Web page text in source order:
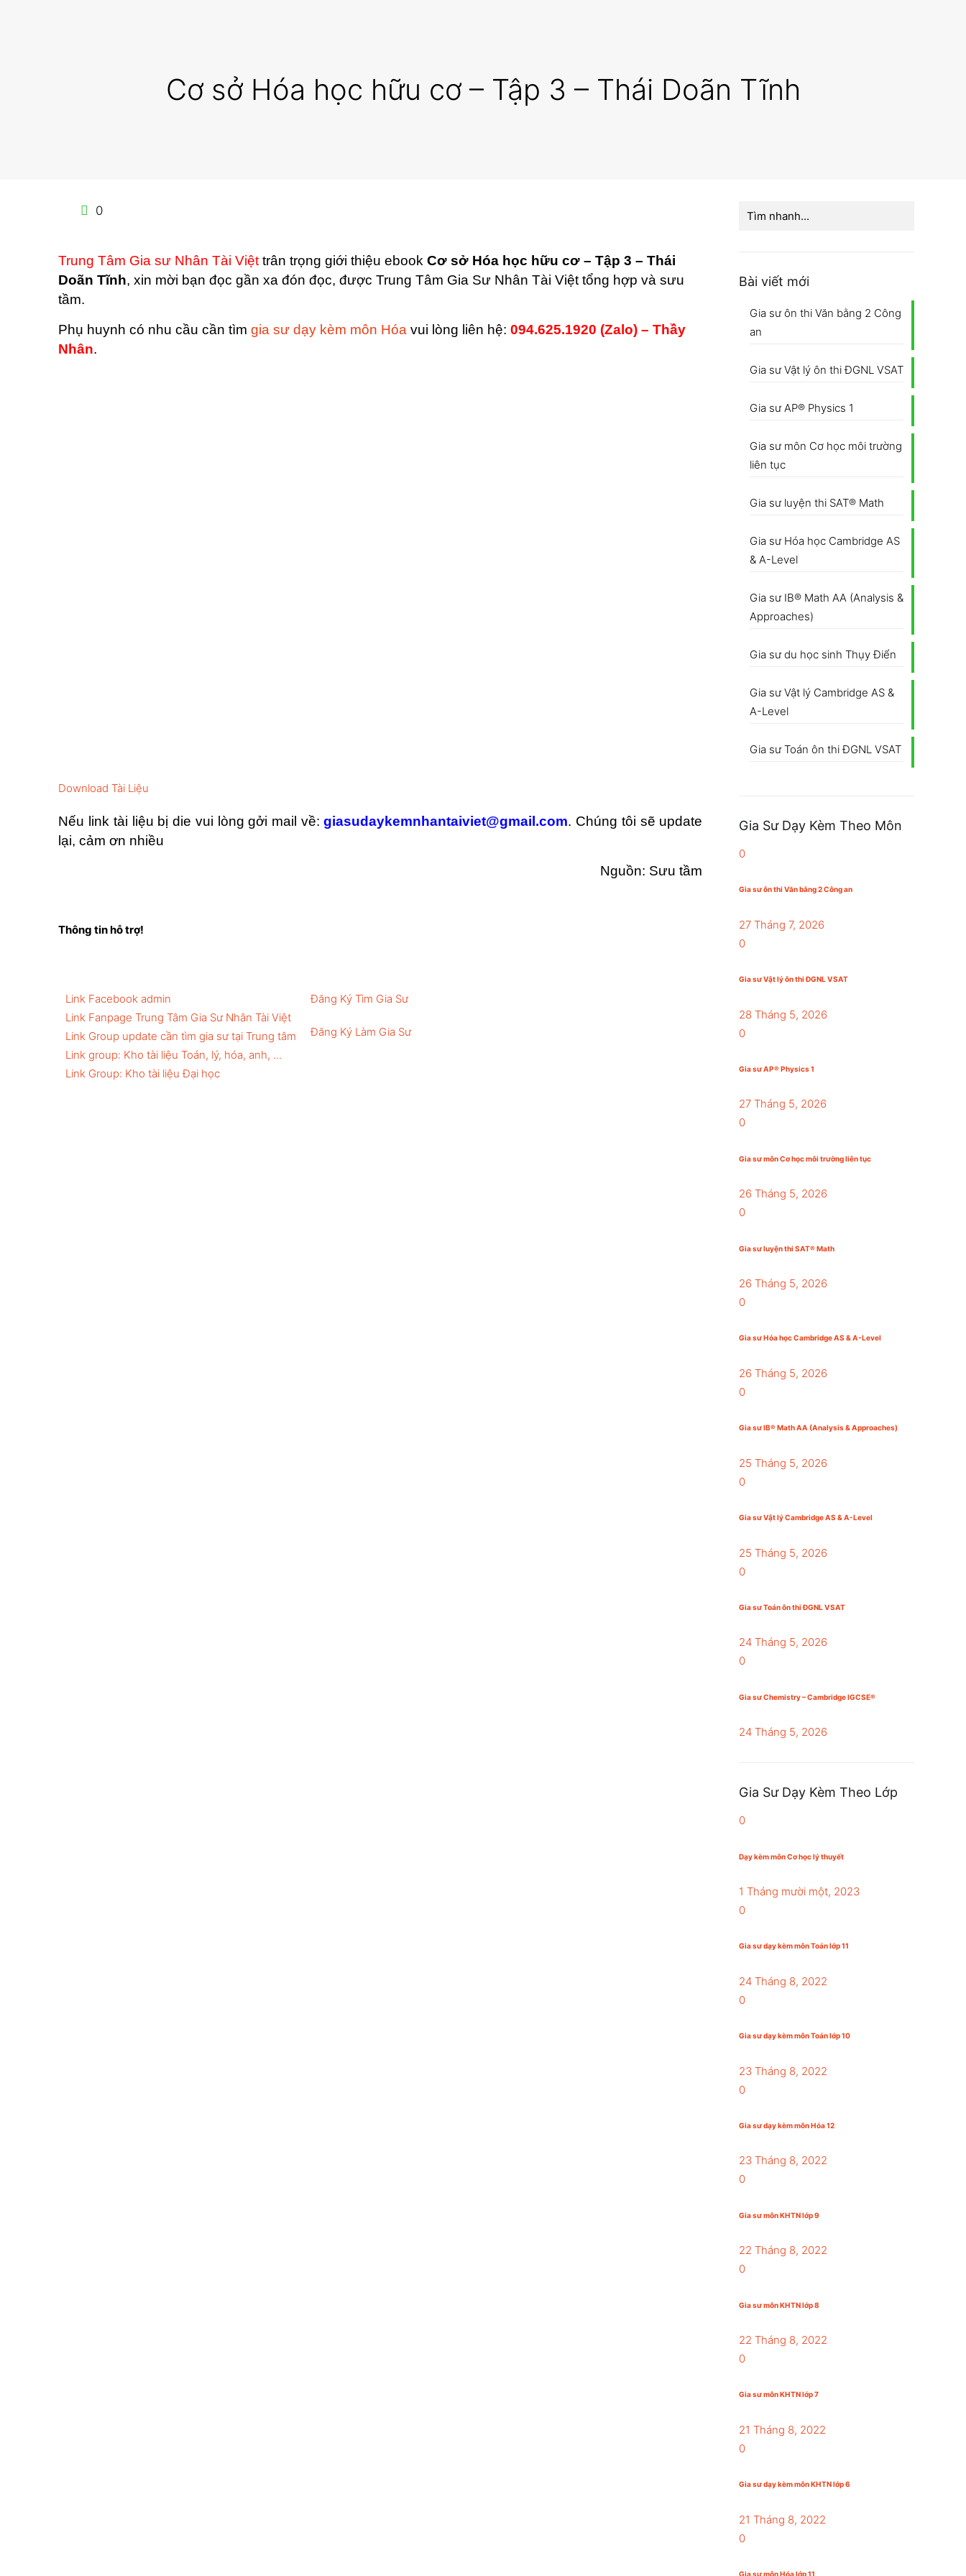
Cơ sở Hóa học hữu cơ – Tập 3 – Thái Doãn Tĩnh
0
Trung Tâm Gia sư Nhân Tài Việt trân trọng giới thiệu ebookCơ sở Hóa học hữu cơ – Tập 3 – Thái
Doãn Tĩnh, xin mời bạn đọc gần xa đón đọc, được Trung Tâm Gia Sư Nhân Tài Việt tổng hợp và sưu
tầm.
Phụ huynh có nhu cầu cần tìmgia sư dạy kèm môn Hóavui lòng liên hệ:094.625.1920 (Zalo) – Thầy
Nhân.
Download Tài Liệu
Nếu link tài liệu bị die vui lòng gởi mail về:giasudaykemnhantaiviet@gmail.com. Chúng tôi sẽ update
lại, cảm ơn nhiều
Nguồn: Sưu tầm
Thông tin hỗ trợ!
Link Facebook admin
Link Fanpage Trung Tâm Gia Sư Nhân Tài Việt
Link Group update cần tìm gia sư tại Trung tâm
Link group: Kho tài liệu Toán, lý, hóa, anh, ...
Link Group: Kho tài liệu Đại học
Đăng Ký Tìm Gia Sư
Đăng Ký Làm Gia Sư
Bài viết mới
Gia sư ôn thi Văn bằng 2 Công
an
Gia sư Vật lý ôn thi ĐGNL VSAT
Gia sư AP® Physics 1
Gia sư môn Cơ học môi trường
liên tục
Gia sư luyện thi SAT® Math
Gia sư Hóa học Cambridge AS
& A-Level
Gia sư IB® Math AA (Analysis &
Approaches)
Gia sư du học sinh Thụy Điển
Gia sư Vật lý Cambridge AS &
A-Level
Gia sư Toán ôn thi ĐGNL VSAT
Gia Sư Dạy Kèm Theo Môn
0
Gia sư ôn thi Văn bằng 2 Công an
27 Tháng 7, 2026
0
Gia sư Vật lý ôn thi ĐGNL VSAT
28 Tháng 5, 2026
0
Gia sư AP® Physics 1
27 Tháng 5, 2026
0
Gia sư môn Cơ học môi trường liên tục
26 Tháng 5, 2026
0
Gia sư luyện thi SAT® Math
26 Tháng 5, 2026
0
Gia sư Hóa học Cambridge AS & A-Level
26 Tháng 5, 2026
0
Gia sư IB® Math AA (Analysis & Approaches)
25 Tháng 5, 2026
0
Gia sư Vật lý Cambridge AS & A-Level
25 Tháng 5, 2026
0
Gia sư Toán ôn thi ĐGNL VSAT
24 Tháng 5, 2026
0
Gia sư Chemistry – Cambridge IGCSE®
24 Tháng 5, 2026
Gia Sư Dạy Kèm Theo Lớp
0
Dạy kèm môn Cơ học lý thuyết
1 Tháng mười một, 2023
0
Gia sư dạy kèm môn Toán lớp 11
24 Tháng 8, 2022
0
Gia sư dạy kèm môn Toán lớp 10
23 Tháng 8, 2022
0
Gia sư dạy kèm môn Hóa 12
23 Tháng 8, 2022
0
Gia sư môn KHTN lớp 9
22 Tháng 8, 2022
0
Gia sư môn KHTN lớp 8
22 Tháng 8, 2022
0
Gia sư môn KHTN lớp 7
21 Tháng 8, 2022
0
Gia sư dạy kèm môn KHTN lớp 6
21 Tháng 8, 2022
0
Gia sư môn Hóa lớp 11